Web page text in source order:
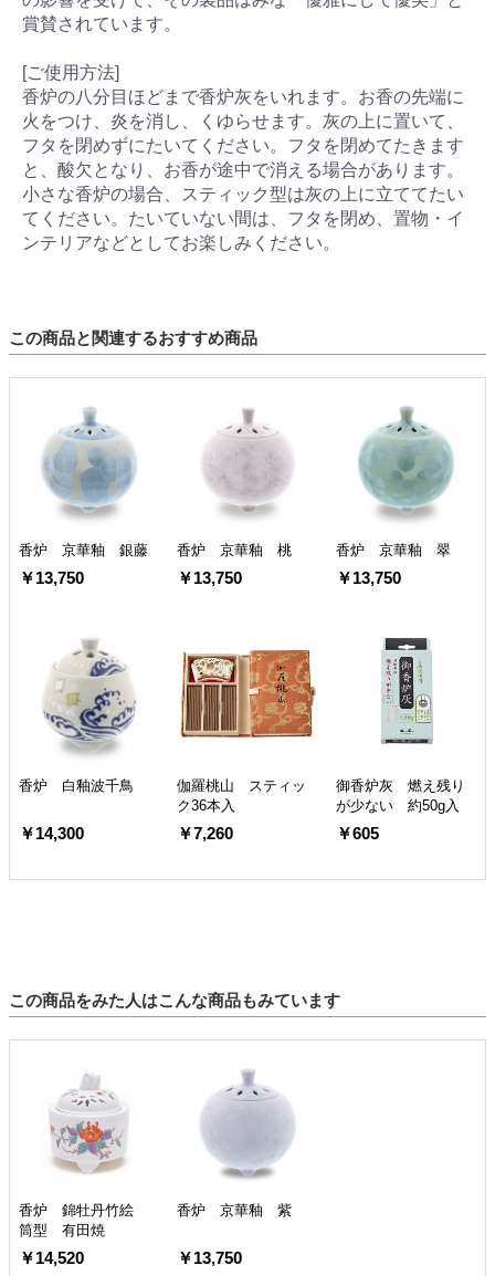
賞賛されています。
[ご使用方法]
香炉の八分目ほどまで香炉灰をいれます。お香の先端に
火をつけ、炎を消し、くゆらせます。灰の上に置いて、
フタを閉めずにたいてください。フタを閉めてたきます
と、酸欠となり、お香が途中で消える場合があります。
小さな香炉の場合、スティック型は灰の上に立ててたい
てください。たいていない間は、フタを閉め、置物・イ
ンテリアなどとしてお楽しみください。
この商品と関連するおすすめ商品
香炉 京華釉 銀藤
￥13,750
香炉 京華釉 桃
￥13,750
香炉 京華釉 翠
￥13,750
香炉 白釉波千鳥
￥14,300
伽羅桃山 スティッ
ク36本入
￥7,260
御香炉灰 燃え残り
が少ない 約50g入
￥605
この商品をみた人はこんな商品もみています
香炉 錦牡丹竹絵
筒型 有田焼
￥14,520
香炉 京華釉 紫
￥13,750